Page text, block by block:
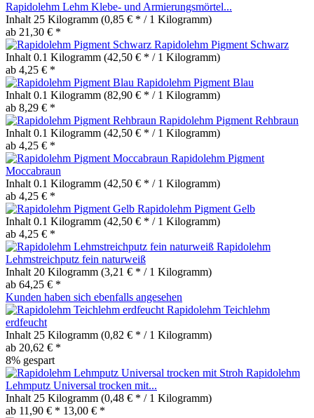
Rapidolehm Lehm Klebe- und Armierungsmörtel...
Inhalt 25 Kilogramm (0,85 € * / 1 Kilogramm)
ab 21,30 € *
Rapidolehm Pigment Schwarz
Inhalt 0.1 Kilogramm (42,50 € * / 1 Kilogramm)
ab 4,25 € *
Rapidolehm Pigment Blau
Inhalt 0.1 Kilogramm (82,90 € * / 1 Kilogramm)
ab 8,29 € *
Rapidolehm Pigment Rehbraun
Inhalt 0.1 Kilogramm (42,50 € * / 1 Kilogramm)
ab 4,25 € *
Rapidolehm Pigment
Moccabraun
Inhalt 0.1 Kilogramm (42,50 € * / 1 Kilogramm)
ab 4,25 € *
Rapidolehm Pigment Gelb
Inhalt 0.1 Kilogramm (42,50 € * / 1 Kilogramm)
ab 4,25 € *
Rapidolehm
Lehmstreichputz fein naturweiß
Inhalt 20 Kilogramm (3,21 € * / 1 Kilogramm)
ab 64,25 € *
Kunden haben sich ebenfalls angesehen
Rapidolehm Teichlehm
erdfeucht
Inhalt 25 Kilogramm (0,82 € * / 1 Kilogramm)
ab 20,62 € *
8% gespart
Rapidolehm
Lehmputz Universal trocken mit...
Inhalt 25 Kilogramm (0,48 € * / 1 Kilogramm)
ab 11,90 € * 13,00 € *